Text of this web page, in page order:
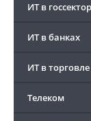
ИТ в
ИТ в банках
ИТ в торговле
Телеком